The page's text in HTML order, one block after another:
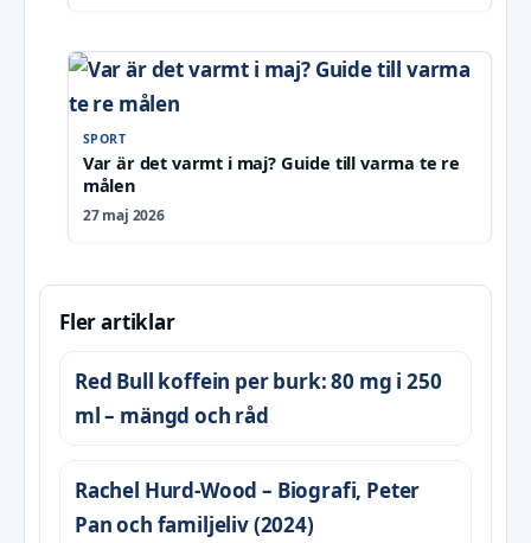
SPORT
Var är det varmt i maj? Guide till varma te re
målen
27 maj 2026
Fler artiklar
Red Bull koffein per burk: 80 mg i 250
ml – mängd och råd
Rachel Hurd-Wood – Biografi, Peter
Pan och familjeliv (2024)